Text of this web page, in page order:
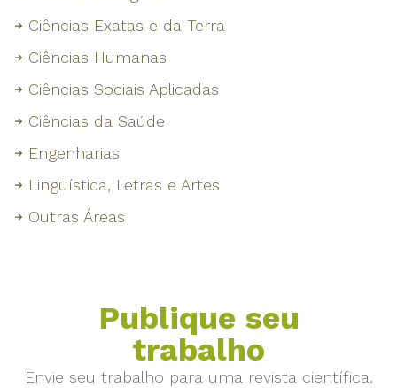
Ciências Exatas e da Terra
Ciências Humanas
Ciências Sociais Aplicadas
Ciências da Saúde
Engenharias
Linguística, Letras e Artes
Outras Áreas
Publique seu
trabalho
Envie seu trabalho para uma revista científica.